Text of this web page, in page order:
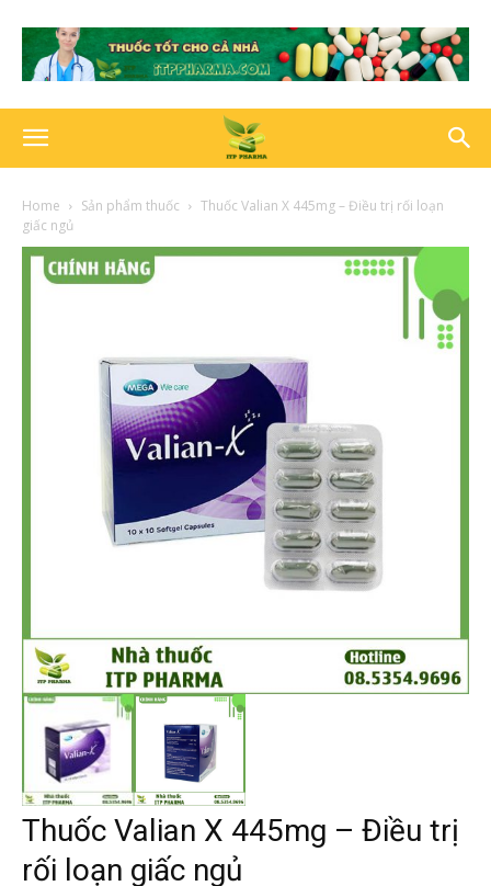
Home Sản phẩm thuốc
Thuốc Valian X 445mg – Điều trị rối loạn
giấc ngủ
Thuốc Valian X 445mg – Điều trị
rối loạn giấc ngủ